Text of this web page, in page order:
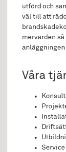
utförd och
väl till att
mervärden
Våra
Service